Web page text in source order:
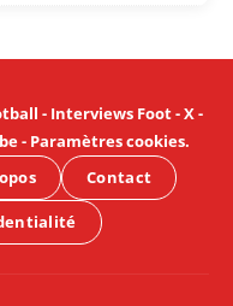
- Interviews Foot-X-
- Paramètres cookies.
Contact